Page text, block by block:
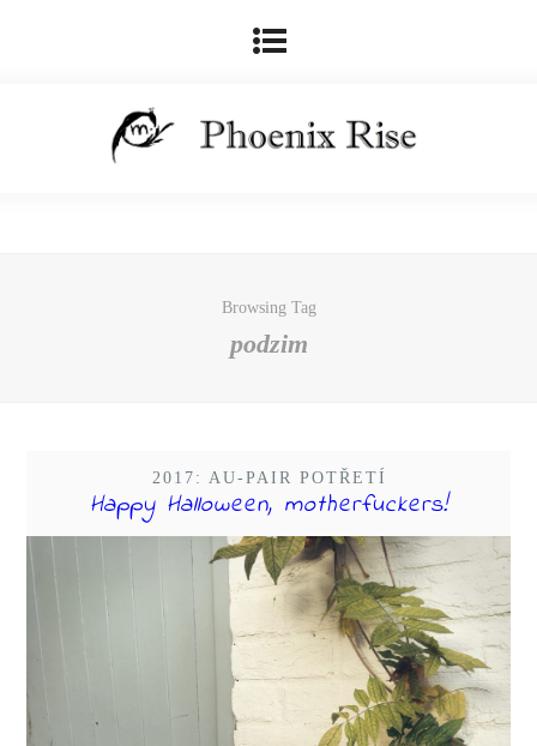
Browsing Tag
podzim
2017: AU-PAIR POTŘETÍ
Happy Halloween, motherfuckers!